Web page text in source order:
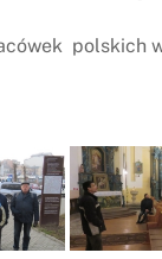
polskich